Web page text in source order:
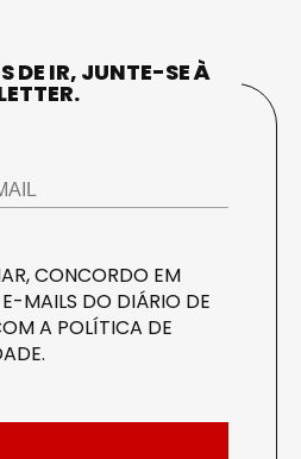
DE IR, JUNTE-SE À
CONCORDO EM
E-MAILS DO DIÁRIO DE
A POLÍTICA DE
.